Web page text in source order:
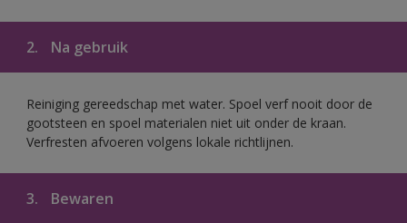
2. Na gebruik
Reiniging gereedschap met water. Spoel verf nooit door de
gootsteen en spoel materialen niet uit onder de kraan.
Verfresten afvoeren volgens lokale richtlijnen.
3. Bewaren